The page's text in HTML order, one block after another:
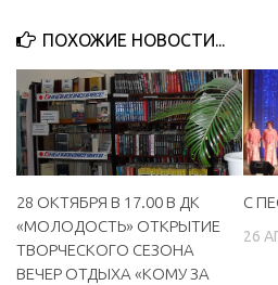
Отчеты о деятельности
Учреждения культуры
МБУ Дом культуры «Молодость»
МБУ Дом культуры «Октябрь»
МБОУ ДО «Детская музыкальная
МБУК «Искитимский городской
музей»
ПОХОЖИЕ НОВОСТИ...
28 ОКТЯБРЯ В 17.00 В ДК
«МОЛОДОСТЬ» ОТКРЫТИЕ
ТВОРЧЕСКОГО СЕЗОНА
ВЕЧЕР ОТДЫХА «КОМУ ЗА
С
26